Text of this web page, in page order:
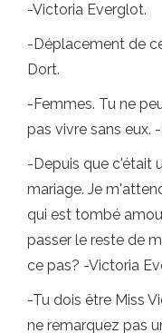
-Victoria Everglot.
-Déplacement de
Dort.
-Femmes. Tu ne
pas vivre sans eux.
-Depuis que c'était
mariage. Je
qui est tombé
passer le reste de
ce pas? -Victoria
-Tu dois être Miss
ne remarquez pas